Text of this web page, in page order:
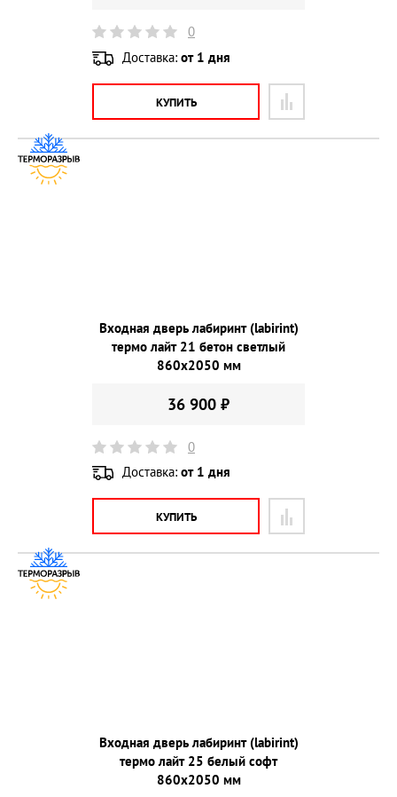
0
Доставка: от 1 дня
КУПИТЬ
Входная дверь лабиринт (labirint)
термо лайт 21 бетон светлый
860х2050 мм
36 900 ₽
0
Доставка: от 1 дня
КУПИТЬ
Входная дверь лабиринт (labirint)
термо лайт 25 белый софт
860х2050 мм